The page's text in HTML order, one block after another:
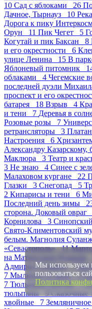
10 Сад с яблоками 26
Дачное, Тырнауз 10
Дорога к пику
Орун 11 Пик Чегет 5
Когутай и пик Баксан 8
и его окрестности 6
улице Ленина 15 В
Яблоневый питомник
облаками 4 Чегемские
последней дуэли
проспект и его
батарея 18 Взрыв 4
и тени 7 Деревья в
Розовые розы 7
ретрансляторы 3
Настроения 6
Александру
Маклюра 3 Театр и
3 Не знаю 4 Синее с
Малаховом кургане 22
Глазки 3 Снегопад 5
2 Кипарисы и тени 6
Последний день зимы
сторона. Доковый
Корнилова 3
Свято-Климентовский
белым. Магнолия
«Севастополь» 11
на Матросском бульваре
Адмирал Сенявин 7
7 Мыльные пузыри 5
7 Тюльпаны Dotcom 7
тюльпаны 9
хвойные 7
Мы используем
пользоваться
Политика